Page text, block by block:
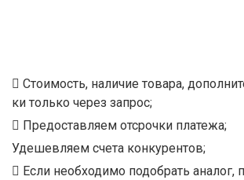
Стоимость, наличие товара,
ки только через запрос;
Предоставляем отсрочки платежа;
Удешевляем счета конкурентов;
Если необходимо подобрать аналог,